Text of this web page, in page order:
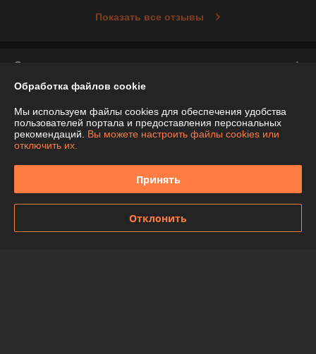
Показать все отзывы
О нас
Доставка и оплата
График работы
Политика обработки cookies
Обработка файлов cookie
Мы используем файлы cookies для обеспечения удобства
пользователей портала и предоставления персональных
рекомендаций. Вы можете настроить файлы cookies или
отключить их.
Принять
Отклонить